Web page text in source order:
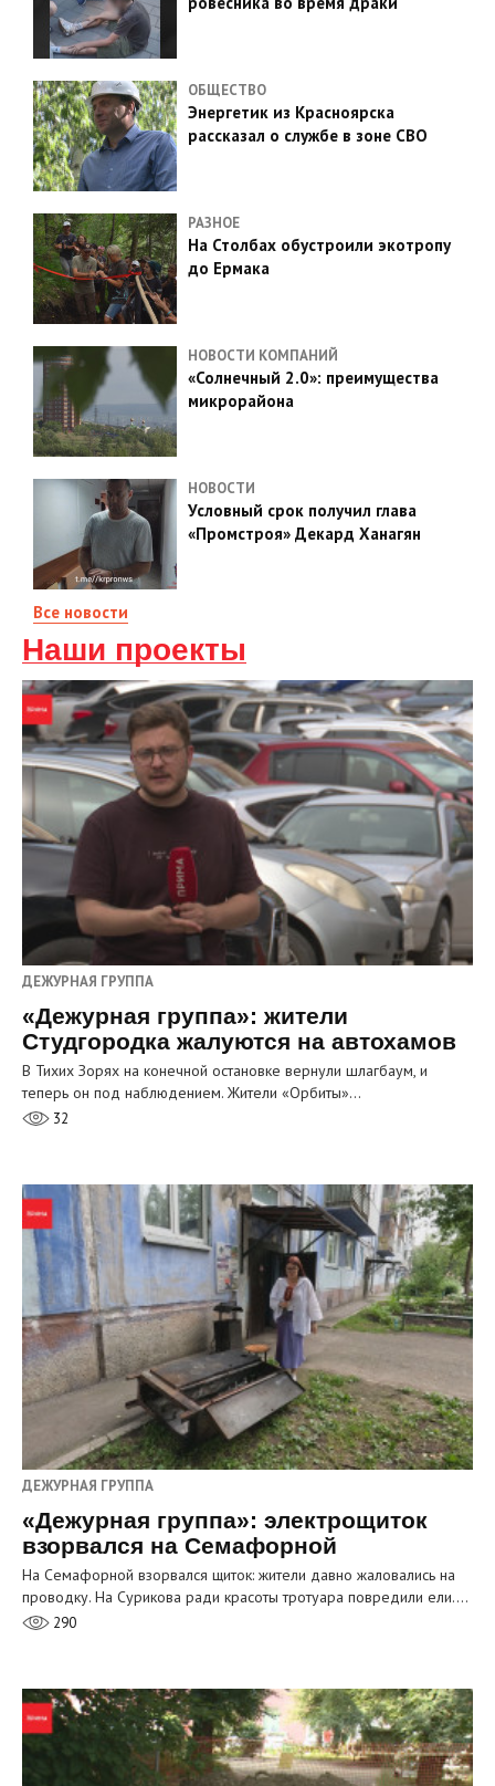
ОБЩЕСТВО
Энергетик из Красноярска
рассказал о службе в зоне СВО
РАЗНОЕ
На Столбах обустроили экотропу
до Ермака
НОВОСТИ КОМПАНИЙ
«Солнечный 2.0»: преимущества
микрорайона
НОВОСТИ
Условный срок получил глава
«Промстроя» Декард Ханагян
Все новости
Наши проекты
ДЕЖУРНАЯ ГРУППА
«Дежурная группа»: жители
Студгородка жалуются на автохамов
В Тихих Зорях на конечной остановке вернули шлагбаум, и
теперь он под наблюдением. Жители «Орбиты»…
32
ДЕЖУРНАЯ ГРУППА
«Дежурная группа»: электрощиток
взорвался на Семафорной
На Семафорной взорвался щиток: жители давно жаловались на
проводку. На Сурикова ради красоты тротуара повредили ели.…
290